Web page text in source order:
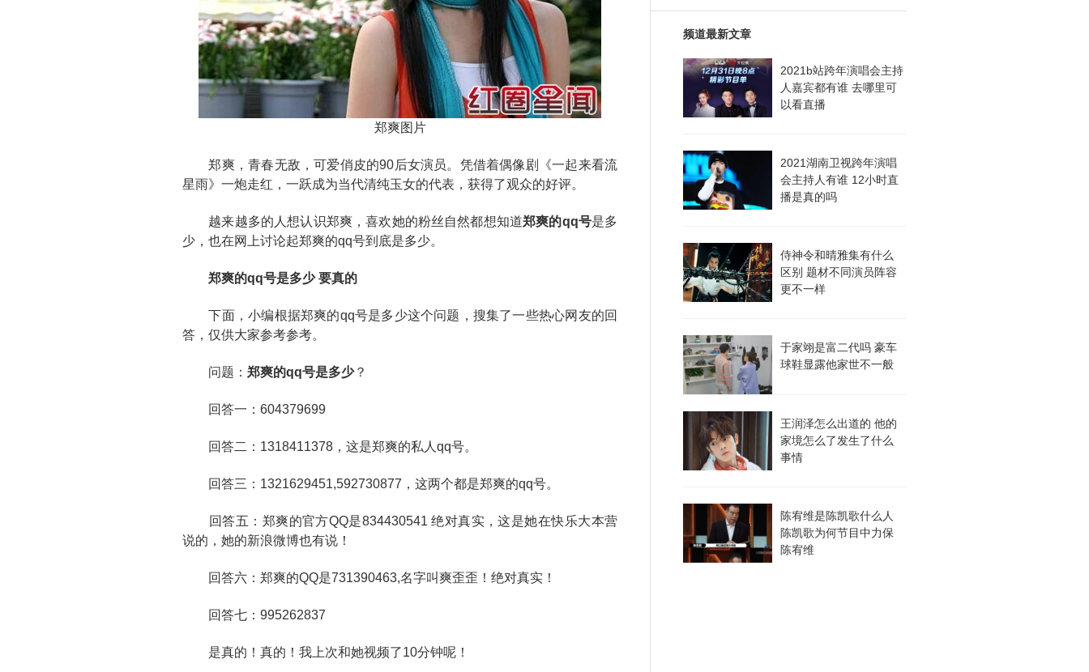
郑爽图片
郑爽，青春无敌，可爱俏皮的90后女演员。凭借着偶像剧《一起来看流
星雨》一炮走红，一跃成为当代清纯玉女的代表，获得了观众的好评。
越来越多的人想认识郑爽，喜欢她的粉丝自然都想知道郑爽的qq号是多
少，也在网上讨论起郑爽的qq号到底是多少。
郑爽的qq号是多少 要真的
下面，小编根据郑爽的qq号是多少这个问题，搜集了一些热心网友的回
答，仅供大家参考参考。
问题： 郑爽的qq号是多少？
回答一：604379699
回答二：1318411378，这是郑爽的私人qq号。
回答三：1321629451,592730877，这两个都是郑爽的qq号。
回答五：郑爽的官方QQ是834430541 绝对真实，这是她在快乐大本营
说的，她的新浪微博也有说！
回答六：郑爽的QQ是731390463,名字叫爽歪歪！绝对真实！
回答七：995262837
是真的！真的！我上次和她视频了10分钟呢！
频道最新文章
2021b站跨年演唱会主持
人嘉宾都有谁 去哪里可
以看直播
2021湖南卫视跨年演唱
会主持人有谁 12小时直
播是真的吗
侍神令和晴雅集有什么
区别 题材不同演员阵容
更不一样
于家翊是富二代吗 豪车
球鞋显露他家世不一般
王润泽怎么出道的 他的
家境怎么了发生了什么
事情
陈宥维是陈凯歌什么人
陈凯歌为何节目中力保
陈宥维